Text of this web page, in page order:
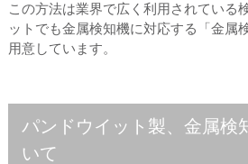
この方法は業界で広く利用されている
ットでも金属検知機に対応する「金属
用意しています。
パンドウイット製、金属検
いて